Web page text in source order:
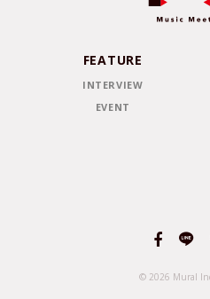
FEATURE
INTERVIEW
EVENT
© 2026 Mural